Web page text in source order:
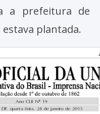
a prefeitura de
estava plantada.